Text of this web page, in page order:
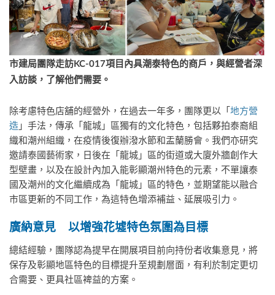
市建局團隊走訪 KC-017項目內具潮泰特色的商戶， 與經營者深
入訪談，了解他們需要。
除考慮特色店舖的經營外，在過去一年多，團隊更以「地方營
造 」手法，傳承「龍城」區獨有的文化特色，包括夥拍泰裔組
織和潮州組織，在疫情後復辦潑水節和盂蘭勝會。我們亦研究
邀請泰國藝術家，日後在「龍城」區的街道或大廈外牆創作大
型壁畫，以及在設計內加入能彰顯潮州特色的元素，不單讓泰
國及潮州的文化繼續成為「龍城」區的特色，並期望能以融合
市區更新的不同工作，為這特色增添補益、延展吸引力。
廣納意見 以增強花墟特色氛圍為目標
總結經驗，團隊認為提早在開展項目前向持份者收集意見，將
保存及彰顯地區特色的目標提升至規劃層面，有利於制定更切
合需要、更具社區裨益的方案。